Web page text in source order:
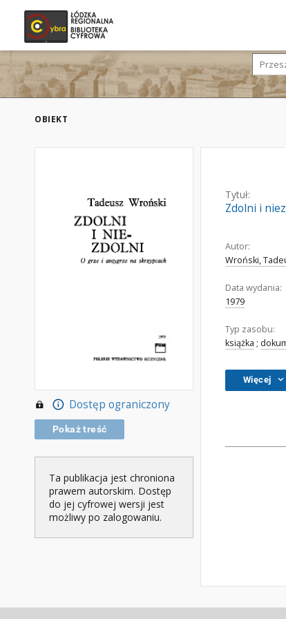
OBIEKT
Dostęp ograniczony
Pokaż treść
Ta publikacja jest chroniona
prawem autorskim. Dostęp
do jej cyfrowej wersji jest
możliwy po zalogowaniu.
Tytuł:
Zdolni i
Autor:
Wroński,
Data wydania:
1979
Typ zasobu:
książka ;
Więcej